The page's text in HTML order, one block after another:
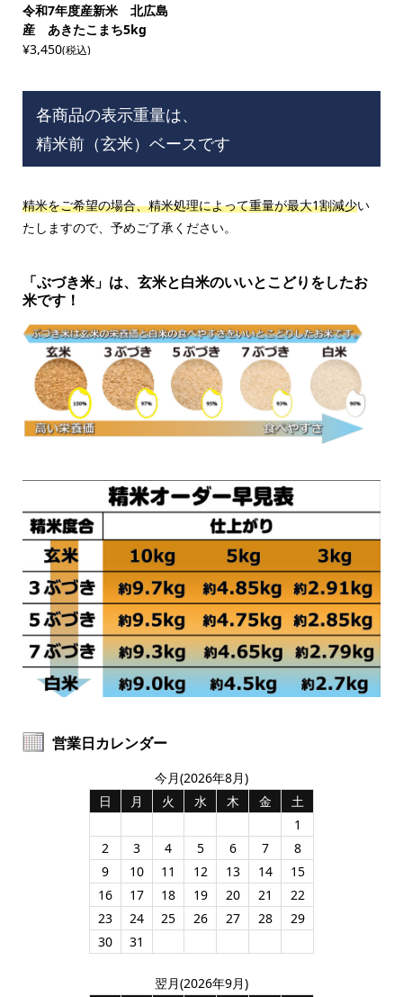
令和7年度産新米 北広島
産 あきたこまち5kg
¥3,450(税込)
各商品の表示重量は、
精米前（玄米）ベースです
精米をご希望の場合、精米処理によって重量が最大1割減少い
たしますので、予めご了承ください。
「ぶづき米」は、玄米と白米のいいとこどりをしたお
米です！
営業日カレンダー
今月(2026年8月)
日
月 火 水 木 金
土
1
2
3 4 5 6 7
8
9
10 11 12 13 14
15
16
17 18 19 20 21
22
23
24 25 26 27 28
29
30
31
翌月(2026年9月)